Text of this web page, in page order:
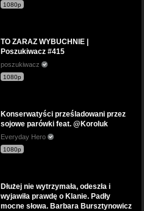
1080p
TO ZARAZ WYBUCHNIE |
Poszukiwacz #415
poszukiwacz
1080p
Konserwatyści prześladowani przez
sojowe parówki feat. @Koroluk
Everyday Hero
1080p
Dłużej nie wytrzymała, odeszła i
wyjawiła prawdę o Klanie. Padły
mocne słowa. Barbara Bursztynowicz